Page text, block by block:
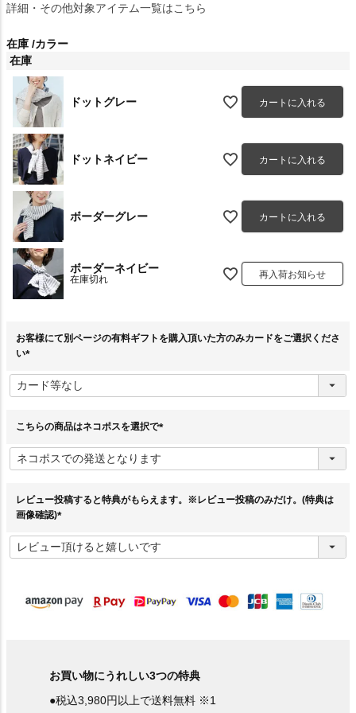
詳細・その他対象アイテム一覧はこちら
在庫 カラー
在庫
ドットグレー カートに入れる
ドットネイビー カートに入れる
ボーダーグレー カートに入れる
ボーダーネイビー
在庫切れ 再入荷お知らせ
お客様にて別ページの有料ギフトを購入頂いた方のみカードをご選択くださ
い
必
須
こちらの商品はネコポスを選択で
必
須
レビュー投稿すると特典がもらえます。※レビュー投稿のみだけ。(特典は
画像確認)
必
須
お買い物にうれしい3つの特典
●税込3,980円以上で送料無料 ※1